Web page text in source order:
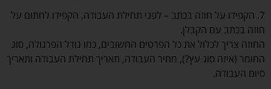
7. הקפידו על חוזה בכתב – לפני תחילת העבודה, הקפידו לחתום על
חוזה בכתב עם הקבלן.
החוזה צריך לכלול את כל הפרטים החשובים, כמו גודל הפרגולה, סוג
החומר (איזה סוג עץ?), מחיר העבודה, תאריך תחילת העבודה ותאריך
סיום העבודה.